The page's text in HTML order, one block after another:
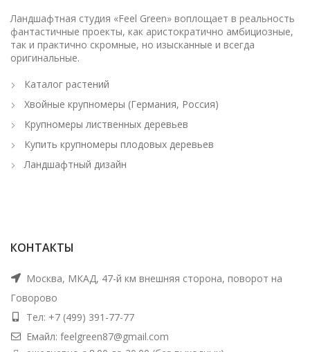
Ландшафтная студия «Feel Green» воплощает в реальность
фантастичные проекты, как аристократично амбициозные,
так и практично скромные, но изысканные и всегда
оригинальные.
Каталог растений
Хвойные крупномеры (Германия, Россия)
Крупномеры лиственных деревьев
Купить крупномеры плодовых деревьев
Ландшафтный дизайн
КОНТАКТЫ
Москва, МКАД, 47-й км внешняя сторона, поворот на
Говорово
Тел: +7 (499) 391-77-77
Емайл: feelgreen87@gmail.com